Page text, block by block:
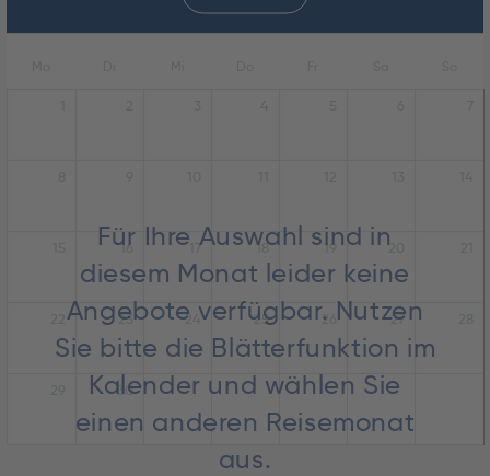
Für Ihre Auswahl sind in
diesem Monat leider keine
Angebote verfügbar. Nutzen
Sie bitte die Blätterfunktion im
Kalender und wählen Sie
einen anderen Reisemonat
aus.
16 17 18 19 20
23 24 25 26 27
30